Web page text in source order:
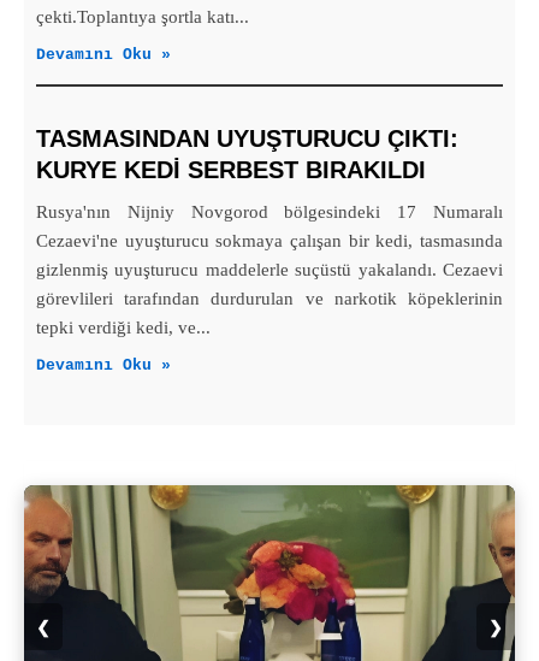
çekti.Toplantıya şortla katı...
Devamını Oku »
TASMASINDAN UYUŞTURUCU ÇIKTI:
KURYE KEDI SERBEST BIRAKILDI
Rusya'nın Nijniy Novgorod bölgesindeki 17 Numaralı
Cezaevi'ne uyuşturucu sokmaya çalışan bir kedi, tasmasında
gizlenmiş uyuşturucu maddelerle suçüstü yakalandı. Cezaevi
görevlileri tarafından durdurulan ve narkotik köpeklerinin
tepki verdiği kedi, ve...
Devamını Oku »
❮ ❯